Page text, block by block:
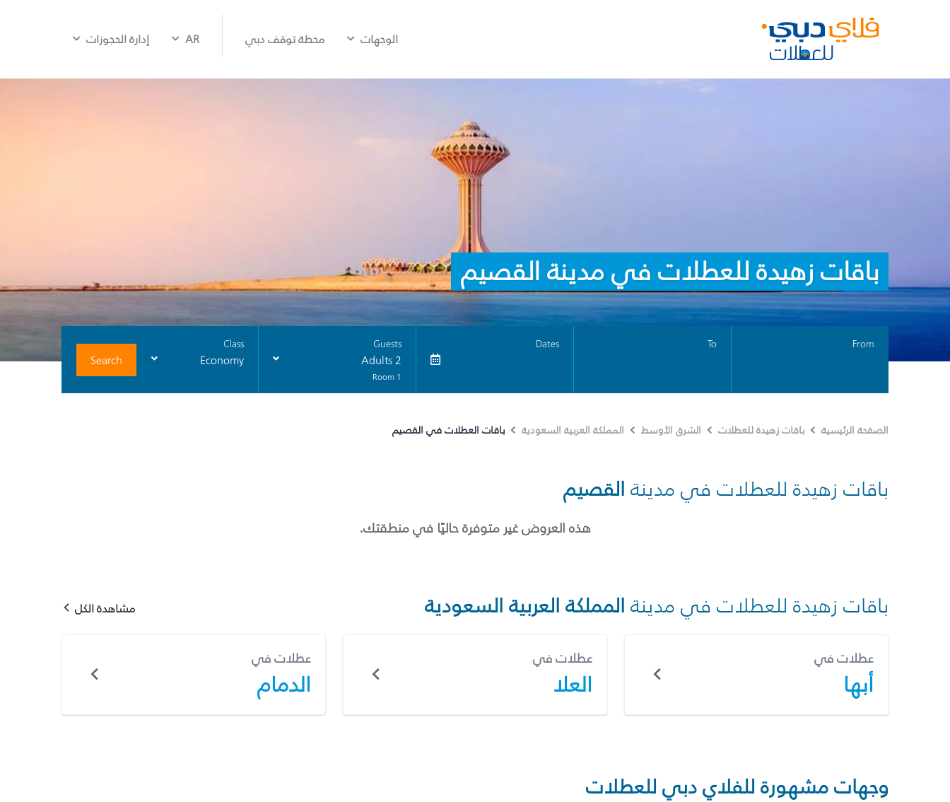
الوجهات محطة توقف دبي AR إدارة الحجوزات
باقات زهيدة للعطلات في مدينة القصيم
From
To
Dates
Guests
2 Adults
1 Room
Class
Economy
Search
الصفحة الرئيسية باقات زهيدة للعطلات الشرق الأوسط المملكة العربية السعودية باقات العطلات في القصيم
باقات زهيدة للعطلات في مدينة القصيم
هذه العروض غير متوفرة حاليًا في منطقتك.
باقات زهيدة للعطلات في مدينة المملكة العربية السعودية مشاهدة الكل
عطلات في
أبها
عطلات في
العلا
عطلات في
الدمام
وجهات مشهورة للفلاي دبي للعطلات